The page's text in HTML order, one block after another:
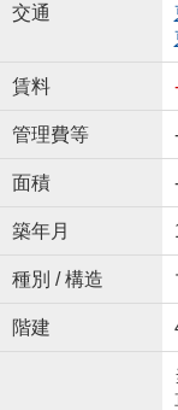
交通
賃料
管理費等
面積
築年月
種別 / 構造
階建